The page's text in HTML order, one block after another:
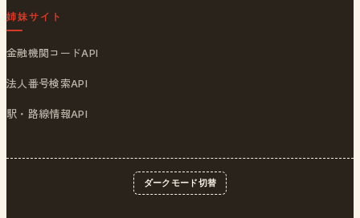
姉妹サイト
金融機関コードAPI
法人番号検索API
駅・路線情報API
ダークモード切替